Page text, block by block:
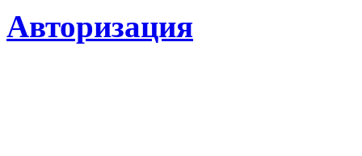
Авторизация